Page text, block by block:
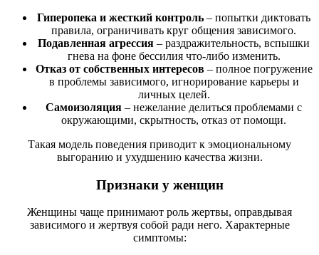
Гиперопека и жесткий контроль – попытки диктовать
правила, ограничивать круг общения зависимого.
Подавленная агрессия – раздражительность, вспышки
гнева на фоне бессилия что-либо изменить.
Отказ от собственных интересов– полное погружение
в проблемы зависимого, игнорирование карьеры и
личных целей.
Самоизоляция – нежелание делиться проблемами с
окружающими, скрытность, отказ от помощи.
Такая модель поведения приводит к эмоциональному
выгоранию и ухудшению качества жизни.
Признаки у женщин
Женщины чаще принимают роль жертвы, оправдывая
зависимого и жертвуя собой ради него. Характерные
симптомы: